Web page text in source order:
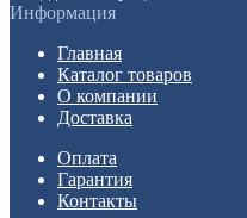
Информация
Главная
Каталог товаров
О компании
Доставка
Оплата
Гарантия
Контакты